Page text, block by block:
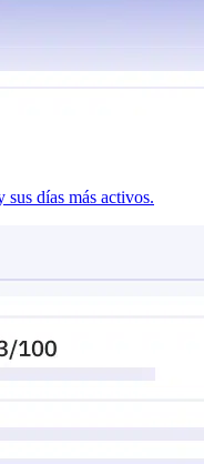
días más activos.